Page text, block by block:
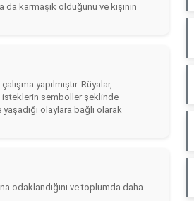
da karmaşık olduğunu ve kişinin
yapılmıştır. Rüyalar,
isteklerin semboller şeklinde
olaylara bağlı olarak
odaklandığını ve toplumda daha